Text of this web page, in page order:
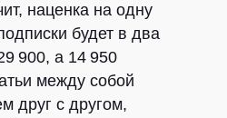
наценка на одну
будет в два
900, а 14 950
между собой
друг с другом,